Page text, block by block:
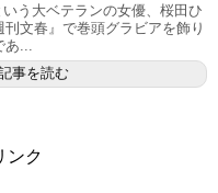
う大ベテランの女優、桜田ひ
文春』で巻頭グラビアを飾り
...
事を読む
ンク